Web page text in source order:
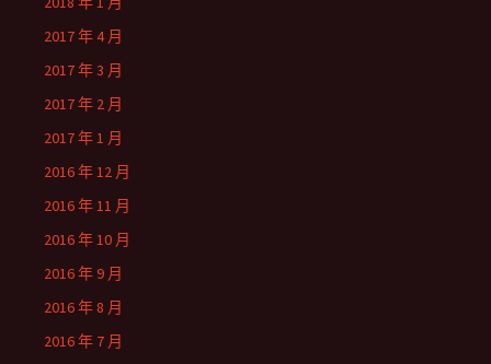
2017 年 4 月
2017 年 3 月
2017 年 2 月
2017 年 1 月
2016 年 12 月
2016 年 11 月
2016 年 10 月
2016 年 9 月
2016 年 8 月
2016 年 7 月